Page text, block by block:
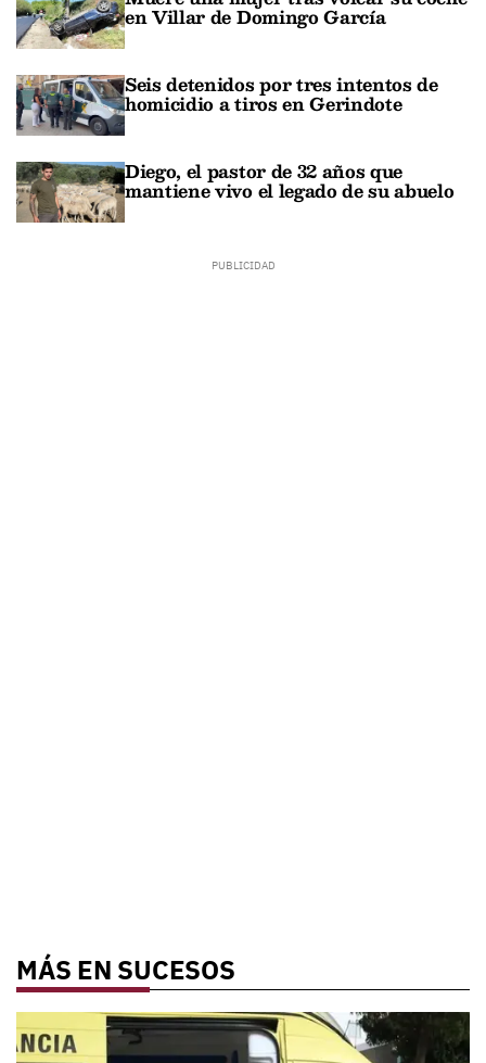
en Villar de Domingo García
Seis detenidos por tres intentos de
homicidio a tiros en Gerindote
Diego, el pastor de 32 años que
mantiene vivo el legado de su abuelo
MÁS EN SUCESOS